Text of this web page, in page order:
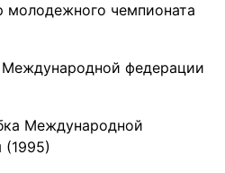
молодежного чемпионата
Международной федерации
Международной
(1995)